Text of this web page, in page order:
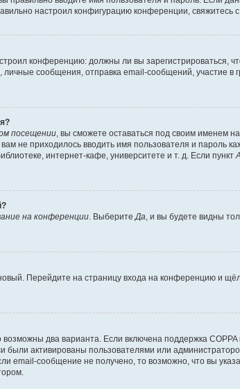
настроил конфигурацию конференции, свяжитесь
конференцию: должны ли вы
сообщения, отправка email-сообщений, участие в
посещении , вы сможете оставаться под своим именем
не приходилось вводить имя пользователя и
интернет-кафе, университете и т. д. Если пункт
на конференции . Выберите Да , и вы будете видны
Перейдите на страницу входа на конференцию и
два варианта. Если включена поддержка
активированы пользователями или
email-сообщение не получено, то возможно, что вы